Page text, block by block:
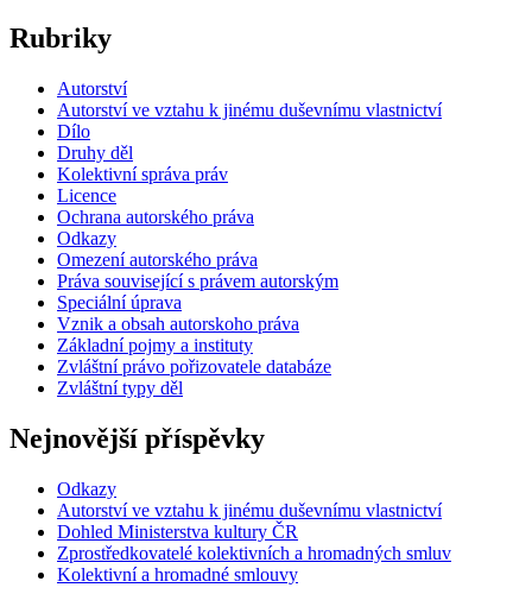
Rubriky
Autorství
Autorství ve vztahu k jinému duševnímu vlastnictví
Dílo
Druhy děl
Kolektivní správa práv
Licence
Ochrana autorského práva
Odkazy
Omezení autorského práva
Práva související s právem autorským
Speciální úprava
Vznik a obsah autorskoho práva
Základní pojmy a instituty
Zvláštní právo pořizovatele databáze
Zvláštní typy děl
Nejnovější příspěvky
Odkazy
Autorství ve vztahu k jinému duševnímu vlastnictví
Dohled Ministerstva kultury ČR
Zprostředkovatelé kolektivních a hromadných smluv
Kolektivní a hromadné smlouvy